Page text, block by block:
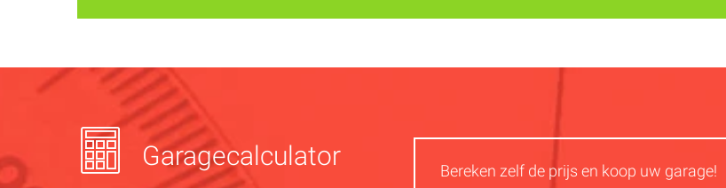
Garagecalculator Bereken zelf de prijs en koop uw garage!